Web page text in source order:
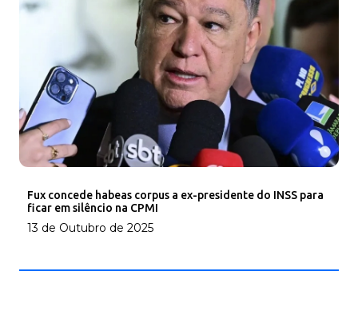
Fux concede habeas corpus a ex-presidente do INSS para
ficar em silêncio na CPMI
13 de Outubro de 2025